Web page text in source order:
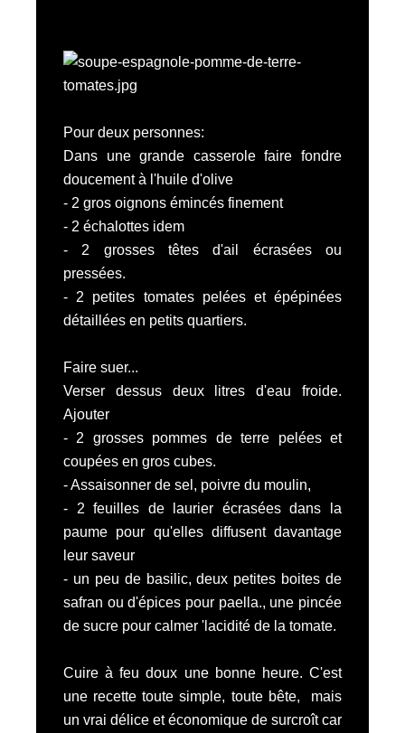
Pour deux personnes:
Dans une grande casserole faire fondre
doucement à l'huile d'olive
- 2 gros oignons émincés finement
- 2 échalottes idem
- 2 grosses têtes d'ail écrasées ou
pressées.
- 2 petites tomates pelées et épépinées
détaillées en petits quartiers.
Faire suer...
Verser dessus deux litres d'eau froide.
Ajouter
- 2 grosses pommes de terre pelées et
coupées en gros cubes.
- Assaisonner de sel, poivre du moulin,
- 2 feuilles de laurier écrasées dans la
paume pour qu'elles diffusent davantage
leur saveur
- un peu de basilic, deux petites boites de
safran ou d'épices pour paella., une pincée
de sucre pour calmer 'lacidité de la tomate.
Cuire à feu doux une bonne heure. C'est
une recette toute simple, toute bête, mais
un vrai délice et économique de surcroît car